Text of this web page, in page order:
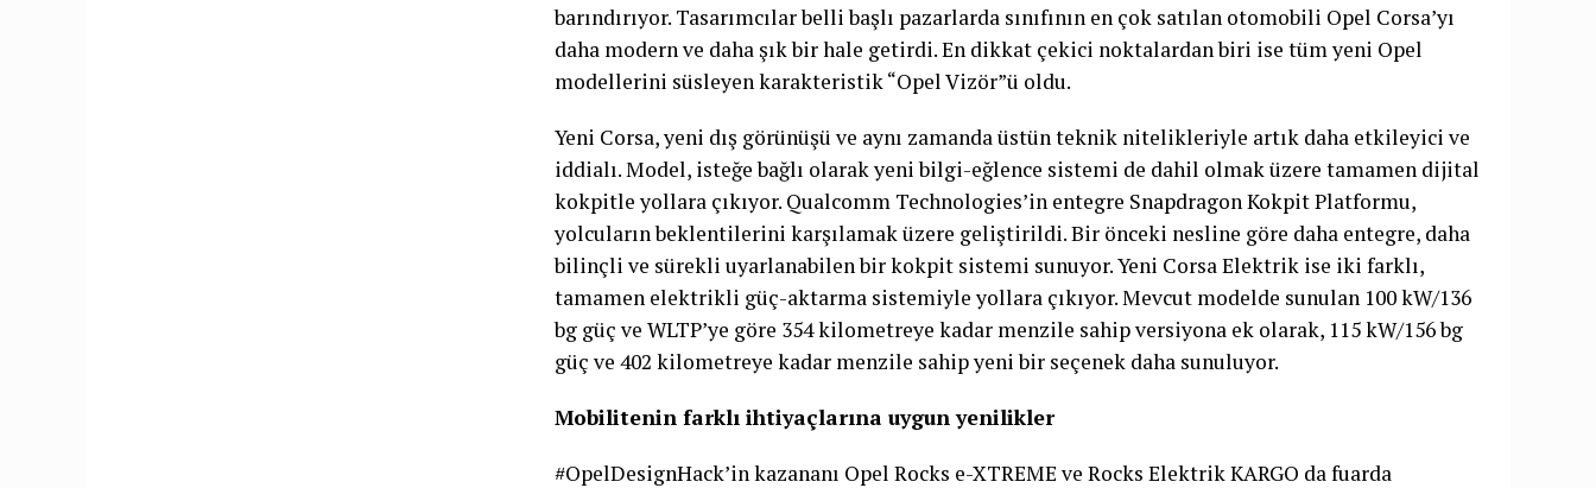
barındırıyor. Tasarımcılar belli başlı pazarlarda sınıfının en çok satılan otomobili Opel Corsa’yı
daha modern ve daha şık bir hale getirdi. En dikkat çekici noktalardan biri ise tüm yeni Opel
modellerini süsleyen karakteristik “Opel Vizör”ü oldu.
Yeni Corsa, yeni dış görünüşü ve aynı zamanda üstün teknik nitelikleriyle artık daha etkileyici ve
iddialı. Model, isteğe bağlı olarak yeni bilgi-eğlence sistemi de dahil olmak üzere tamamen dijital
kokpitle yollara çıkıyor. Qualcomm Technologies’in entegre Snapdragon Kokpit Platformu,
yolcuların beklentilerini karşılamak üzere geliştirildi. Bir önceki nesline göre daha entegre, daha
bilinçli ve sürekli uyarlanabilen bir kokpit sistemi sunuyor. Yeni Corsa Elektrik ise iki farklı,
tamamen elektrikli güç-aktarma sistemiyle yollara çıkıyor. Mevcut modelde sunulan 100 kW/136
bg güç ve WLTP’ye göre 354 kilometreye kadar menzile sahip versiyona ek olarak, 115 kW/156 bg
güç ve 402 kilometreye kadar menzile sahip yeni bir seçenek daha sunuluyor.
Mobilitenin farklı ihtiyaçlarına uygun yenilikler
#OpelDesignHack’in kazananı Opel Rocks e-XTREME ve Rocks Elektrik KARGO da fuarda